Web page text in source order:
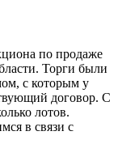
по продаже
Торги были
с которым у
договор. С
лотов.
в связи с